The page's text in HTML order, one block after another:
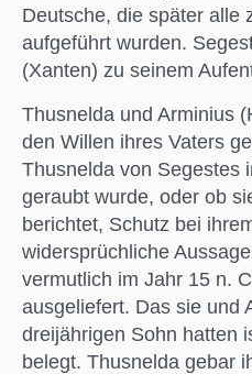
Deutsche, die später alle
aufgeführt wurden.
(Xanten) zu seinem
Thusnelda und Arminius
den Willen ihres Vaters
Thusnelda von Segestes
geraubt wurde, oder ob
berichtet, Schutz bei
widersprüchliche
vermutlich im Jahr 15 n.
ausgeliefert. Das sie und
dreijährigen Sohn hatten
belegt. Thusnelda gebar